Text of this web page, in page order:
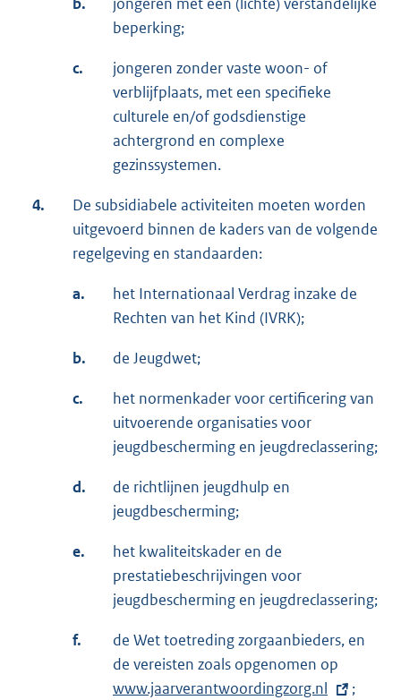
beperking;
c.
jongeren zonder vaste woon- of
verblijfplaats, met een specifieke
culturele en/of godsdienstige
achtergrond en complexe
gezinssystemen.
4.
De subsidiabele activiteiten moeten worden
uitgevoerd binnen de kaders van de volgende
regelgeving en standaarden:
a.
het Internationaal Verdrag inzake de
Rechten van het Kind (IVRK);
b. de Jeugdwet;
c.
het normenkader voor certificering van
uitvoerende organisaties voor
jeugdbescherming en jeugdreclassering;
d.
de richtlijnen jeugdhulp en
jeugdbescherming;
e.
het kwaliteitskader en de
prestatiebeschrijvingen voor
jeugdbescherming en jeugdreclassering;
f.
de Wet toetreding zorgaanbieders, en
de vereisten zoals opgenomen op
x
www.jaarverantwoordingzorg.nl ;